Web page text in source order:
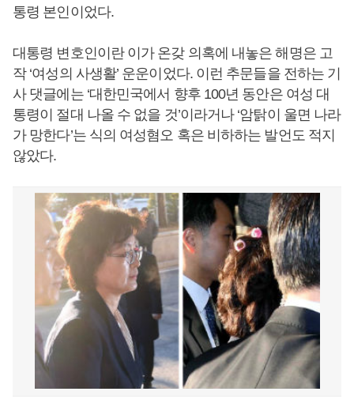
통령 본인이었다.
대통령 변호인이란 이가 온갖 의혹에 내놓은 해명은 고
작 ‘여성의 사생활’ 운운이었다. 이런 추문들을 전하는 기
사 댓글에는 ‘대한민국에서 향후 100년 동안은 여성 대
통령이 절대 나올 수 없을 것’이라거나 ‘암탉이 울면 나라
가 망한다’는 식의 여성혐오 혹은 비하하는 발언도 적지
않았다.